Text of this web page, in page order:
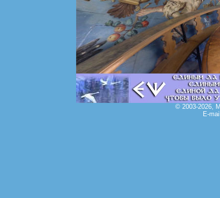
© 2003-2026,
E-